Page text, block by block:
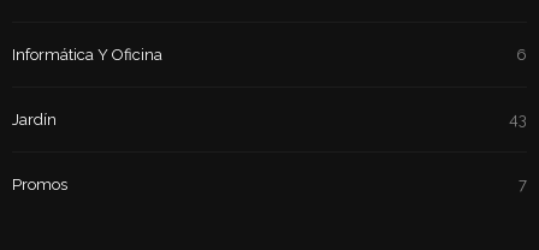
Informática Y Oficina 6
Jardín 43
Promos 7